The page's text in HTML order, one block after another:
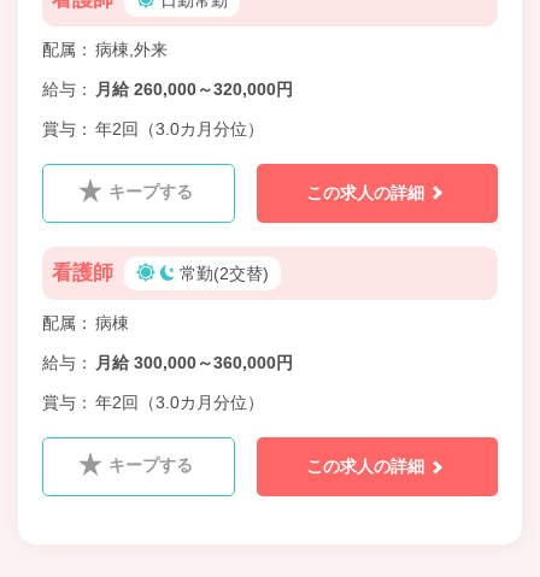
配属 病棟,外来
給与 月給 260,000～320,000円
賞与 年2回（3.0カ月分位）
キープする この求人の詳細
看護師 常勤(2交替)
配属 病棟
給与 月給 300,000～360,000円
賞与 年2回（3.0カ月分位）
キープする この求人の詳細